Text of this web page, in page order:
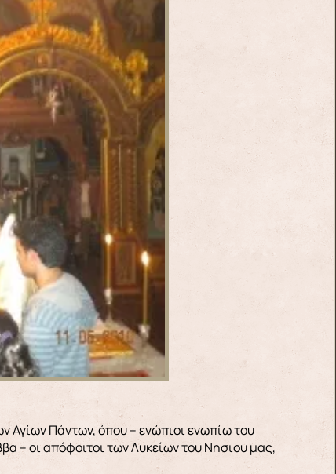
Αγίων Πάντων, όπου – ενώπιοι ενωπίω του
– οι απόφοιτοι των Λυκείων του Νησιου μας,